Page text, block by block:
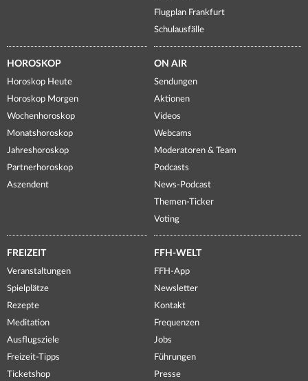
Flugplan Frankfurt
Schulausfälle
HOROSKOP
Horoskop Heute
Horoskop Morgen
Wochenhoroskop
Monatshoroskop
Jahreshoroskop
Partnerhoroskop
Aszendent
ON AIR
Sendungen
Aktionen
Videos
Webcams
Moderatoren & Team
Podcasts
News-Podcast
Themen-Ticker
Voting
FREIZEIT
Veranstaltungen
Spielplätze
Rezepte
Meditation
Ausflugsziele
Freizeit-Tipps
Ticketshop
FFH-WELT
FFH-App
Newsletter
Kontakt
Frequenzen
Jobs
Führungen
Presse